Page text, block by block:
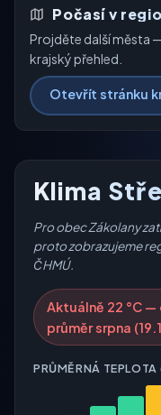
Počasí v
Projděte další města
krajský přehled.
Otevřít stránku
Klima
Pro obec Zákolany
proto zobrazujeme
ČHMÚ.
Aktuálně 22 °C
průměr srpna (19.1
PRŮMĚRNÁ TEPLOTA